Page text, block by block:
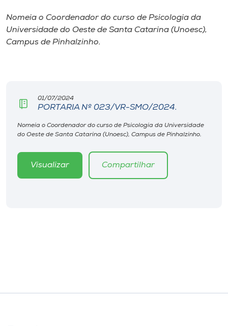
Diplomados
Rádio
Nomeia o Coordenador do curso de Psicologia da
Universidade do Oeste de Santa Catarina (Unoesc),
Campus de Pinhalzinho.
01/07/2024
PORTARIA Nº 023/VR-SMO/2024.
Nomeia o Coordenador do curso de Psicologia da Universidade
do Oeste de Santa Catarina (Unoesc), Campus de Pinhalzinho.
Visualizar Compartilhar